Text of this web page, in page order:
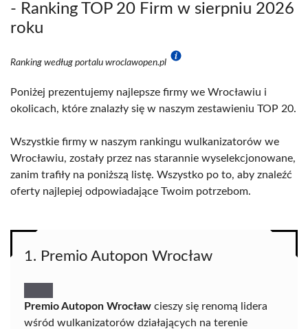
- Ranking TOP 20 Firm w sierpniu 2026
roku
Ranking według portalu wroclawopen.pl
Poniżej prezentujemy najlepsze firmy we Wrocławiu i
okolicach, które znalazły się w naszym zestawieniu TOP 20.
Wszystkie firmy w naszym rankingu wulkanizatorów we
Wrocławiu, zostały przez nas starannie wyselekcjonowane,
zanim trafiły na poniższą listę. Wszystko po to, aby znaleźć
oferty najlepiej odpowiadające Twoim potrzebom.
1. Premio Autopon Wrocław
Premio Autopon Wrocław cieszy się renomą lidera
wśród wulkanizatorów działających na terenie